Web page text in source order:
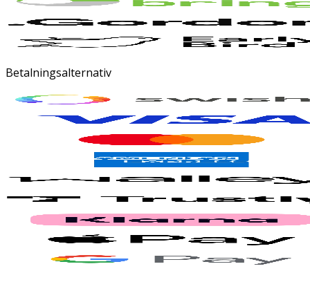
Betalningsalternativ